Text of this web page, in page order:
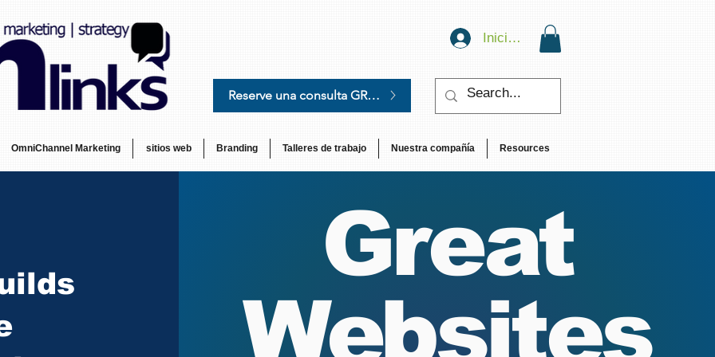
Iniciar sesión
Reserve una consulta GRATIS.
OmniChannel Marketing sitios web Branding Talleres de trabajo Nuestra compañía Resources
Great
Websites